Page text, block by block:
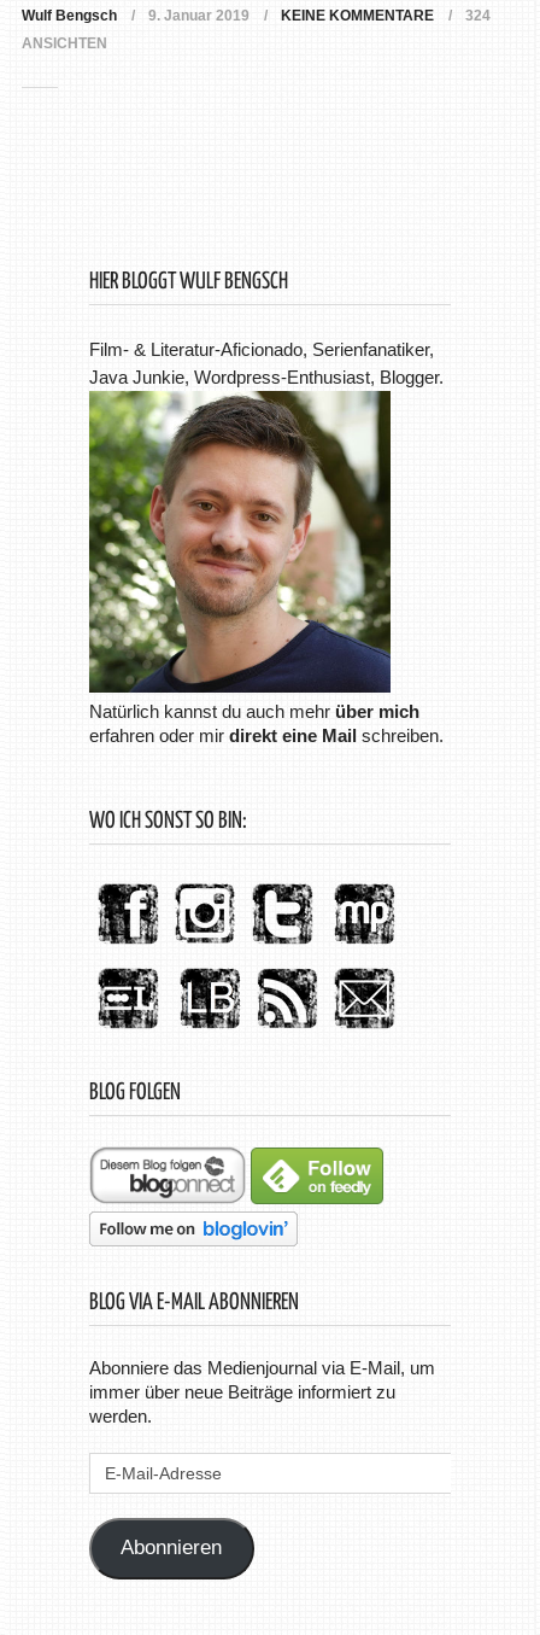
Wulf Bengsch 9. Januar 2019 KEINE KOMMENTARE
324
ANSICHTEN
HIER BLOGGT WULF BENGSCH
Film- & Literatur-Aficionado, Serienfanatiker,
Java Junkie, Wordpress-Enthusiast, Blogger.
Natürlich kannst du auch mehr über mich
erfahren oder mir direkt eine Mailschreiben.
WO ICH SONST SO BIN:
BLOG FOLGEN
BLOG VIA E-MAIL ABONNIEREN
Abonniere das Medienjournal via E-Mail, um
immer über neue Beiträge informiert zu
werden.
Abonnieren